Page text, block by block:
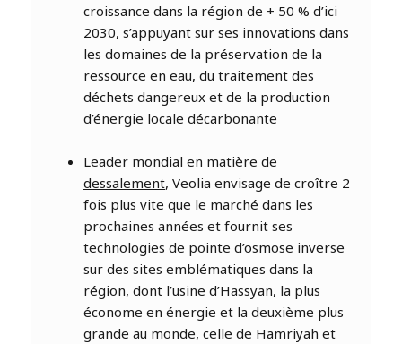
croissance dans la région de + 50 % d’ici
2030, s’appuyant sur ses innovations dans
les domaines de la préservation de la
ressource en eau, du traitement des
déchets dangereux et de la production
d’énergie locale décarbonante
Leader mondial en matière de
dessalement, Veolia envisage de croître 2
fois plus vite que le marché dans les
prochaines années et fournit ses
technologies de pointe d’osmose inverse
sur des sites emblématiques dans la
région, dont l’usine d’Hassyan, la plus
économe en énergie et la deuxième plus
grande au monde, celle de Hamriyah et